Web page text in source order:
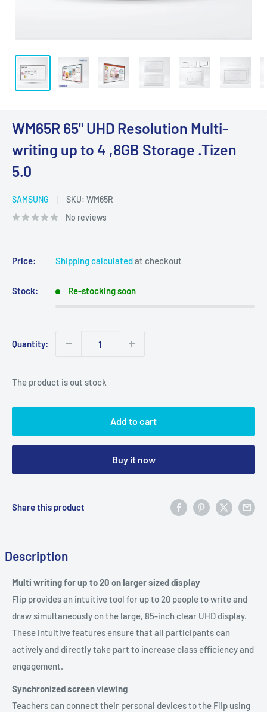
WM65R 65" UHD Resolution Multi-
writing up to 4 ,8GB Storage .Tizen
5.0
SAMSUNG SKU: WM65R
No reviews
Price: Shipping calculatedat checkout
Stock: Re-stocking soon
Quantity:
The product is out stock
Add to cart
Buy it now
Share this product
Description
Multi writing for up to 20 on larger sized display
Flip provides an intuitive tool for up to 20 people to write and
draw simultaneously on the large, 85-inch clear UHD display.
These intuitive features ensure that all participants can
actively and directly take part to increase class efficiency and
engagement.
Synchronized screen viewing
Teachers can connect their personal devices to the Flip using